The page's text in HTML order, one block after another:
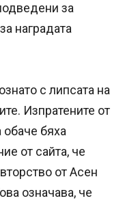
за
наградата
с липсата на
Изпратените от
обаче бяха
от сайта, че
от Асен
означава, че